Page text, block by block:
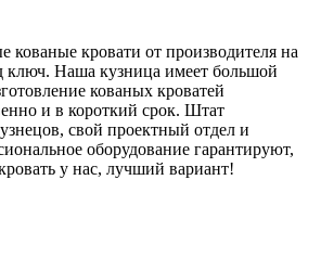
кованые кровати от производителя на
ключ. Наша кузница имеет большой
кованых кроватей
и в короткий срок. Штат
свой проектный отдел и
оборудование гарантируют,
у нас, лучший вариант!